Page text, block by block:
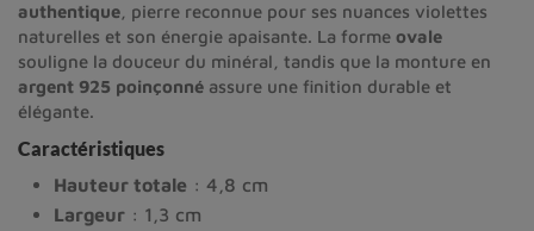
authentique , pierre reconnue pour ses nuances violettes
naturelles et son énergie apaisante. La forme ovale
souligne la douceur du minéral, tandis que la monture en
argent 925 poinçonné assure une finition durable et
élégante.
Caractéristiques
Hauteur totale : 4,8 cm
Largeur : 1,3 cm